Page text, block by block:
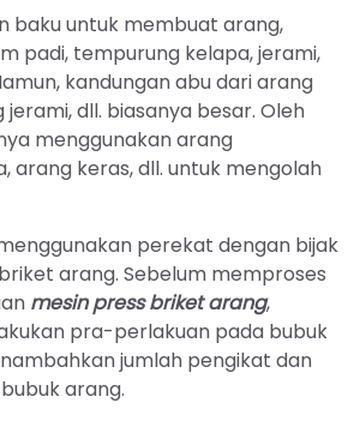
baku untuk membuat arang,
padi, tempurung kelapa, jerami,
kandungan abu dari arang
dll. biasanya besar. Oleh
menggunakan arang
arang keras, dll. untuk mengolah
perekat dengan bijak
arang. Sebelum memproses
mesin press briket arang,
pra-perlakuan pada bubuk
jumlah pengikat dan
arang.